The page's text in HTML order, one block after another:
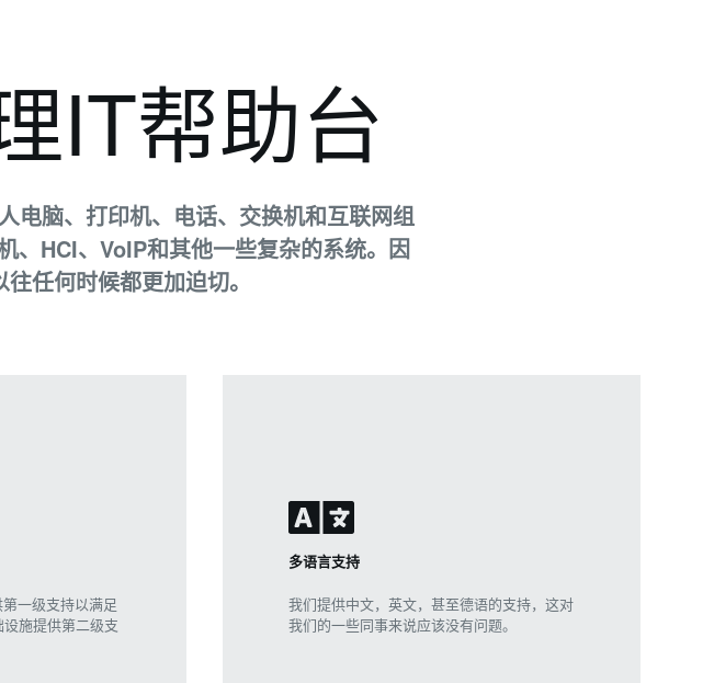
IT帮助台
电脑、打印机、电话、交换机和互联网组
、HCI、VoIP和其他一些复杂的系统。因
任何时候都更加迫切。
一级支持以满足
施提供第二级支
多语言支持
我们提供中文，英文，甚至德语的支持，这对
我们的一些同事来说应该没有问题。